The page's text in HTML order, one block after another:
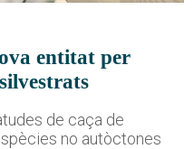
entitat per
de caça de
no autòctones